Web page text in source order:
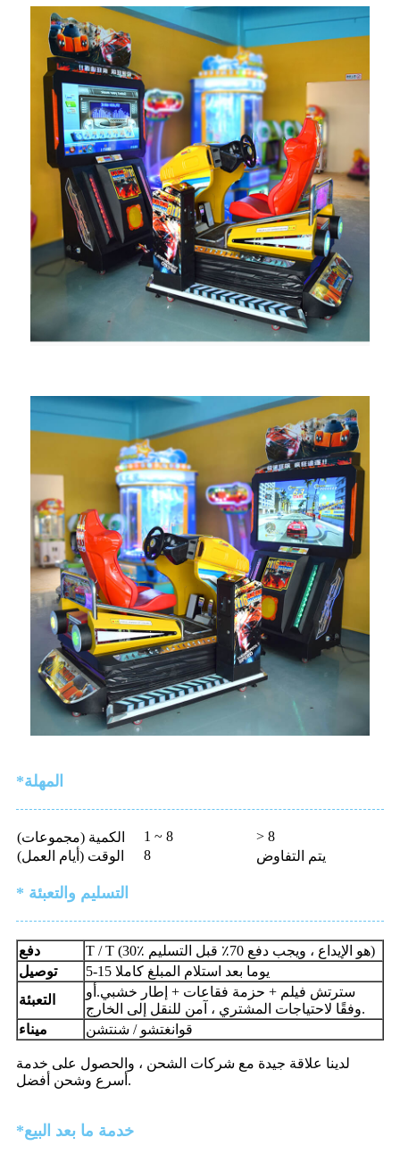
*المهلة
الكمية (مجموعات) 1 ~ 8
> 8
الوقت (أيام العمل)
8 يتم التفاوض
* التسليم والتعبئة
دفع
T / T (30٪ هو الإيداع ، ويجب دفع 70٪ قبل التسليم)
توصيل
5-15 يوما بعد استلام المبلغ كاملا
التعبئة
سترتش فيلم + حزمة فقاعات + إطار خشبي.أو
وفقًا لاحتياجات المشتري ، آمن للنقل إلى الخارج.
ميناء
قوانغتشو / شنتشن
لدينا علاقة جيدة مع شركات الشحن ، والحصول على خدمة
أسرع وشحن أفضل.
*خدمة ما بعد البيع